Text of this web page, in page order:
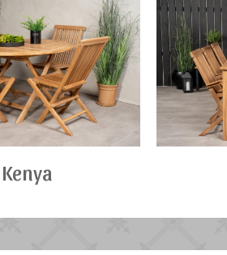
Kenya